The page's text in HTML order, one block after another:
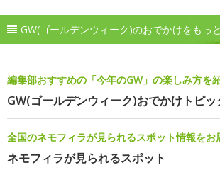
GW(ゴールデンウィーク)のおでかけをもっ
編集部おすすめの「今年のGW」の楽しみ方を
GW(ゴールデンウィーク)おでかけトピッ
全国のネモフィラが見られるスポット情報をお
ネモフィラが見られるスポット